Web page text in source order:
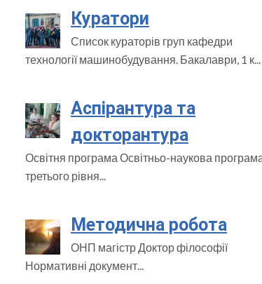
Куратори
Список кураторів груп кафедри
технології машинобудування. Бакалаври, 1 к...
Аспірантура та
докторантура
Освітня програма Освітньо-наукова програма
третього рівня...
Методична робота
ОНП магістр Доктор філософії
Нормативні документ...